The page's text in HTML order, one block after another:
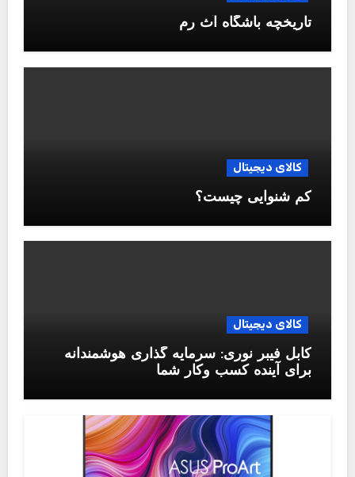
تاریخچه باشگاه آث رم
کالای دیجیتال
کم شنوایی چیست؟
کالای دیجیتال
کابل فیبر نوری: سرمایه گذاری هوشمندانه
برای آینده کسب وکار شما